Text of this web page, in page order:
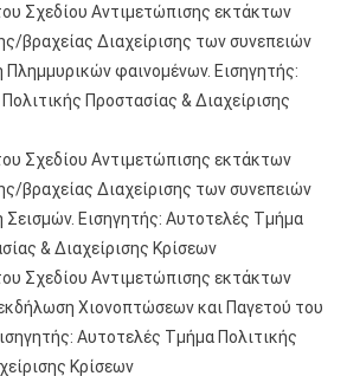
Σχεδίου Αντιμετώπισης εκτάκτων
βραχείας Διαχείρισης των συνεπειών
φαινομένων. Εισηγητής:
Προστασίας & Διαχείρισης
Σχεδίου Αντιμετώπισης εκτάκτων
βραχείας Διαχείρισης των συνεπειών
Εισηγητής: Αυτοτελές Τμήμα
& Διαχείρισης Κρίσεων
Σχεδίου Αντιμετώπισης εκτάκτων
Χιονοπτώσεων και Παγετού του
Αυτοτελές Τμήμα Πολιτικής
Κρίσεων